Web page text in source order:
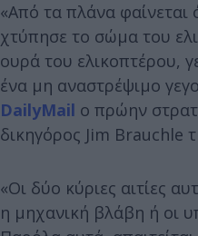
«Από τα πλάνα φαίνεται
χτύπησε το σώμα του
ουρά του ελικοπτέρου,
ένα μη αναστρέψιμο
DailyMail ο πρώην
δικηγόρος Jim Brauchle
«Οι δύο κύριες αιτίες
η μηχανική βλάβη ή οι